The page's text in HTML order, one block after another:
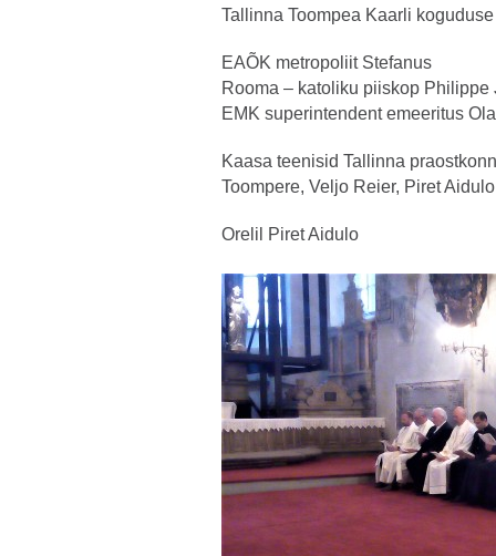
Tallinna Toompea Kaarli
EAÕK metropoliit Stefanus
Rooma – katoliku piiskop Philippe
EMK superintendent emeeritus
Kaasa teenisid Tallinna
Toompere, Veljo Reier, Piret
Orelil Piret Aidulo